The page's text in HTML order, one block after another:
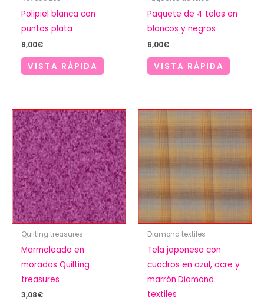
Polipiel blanca con
puntos plata
9,00€
VISTA RÁPIDA
Paquete de 4 telas en
blancos y negros
6,00€
VISTA RÁPIDA
Quilting treasures
Marmoleado en
morados Quilting
treasures
3,08€
Diamond textiles
Tela japonesa con
cuadros en azul, ocre y
marrón.Diamond
textiles